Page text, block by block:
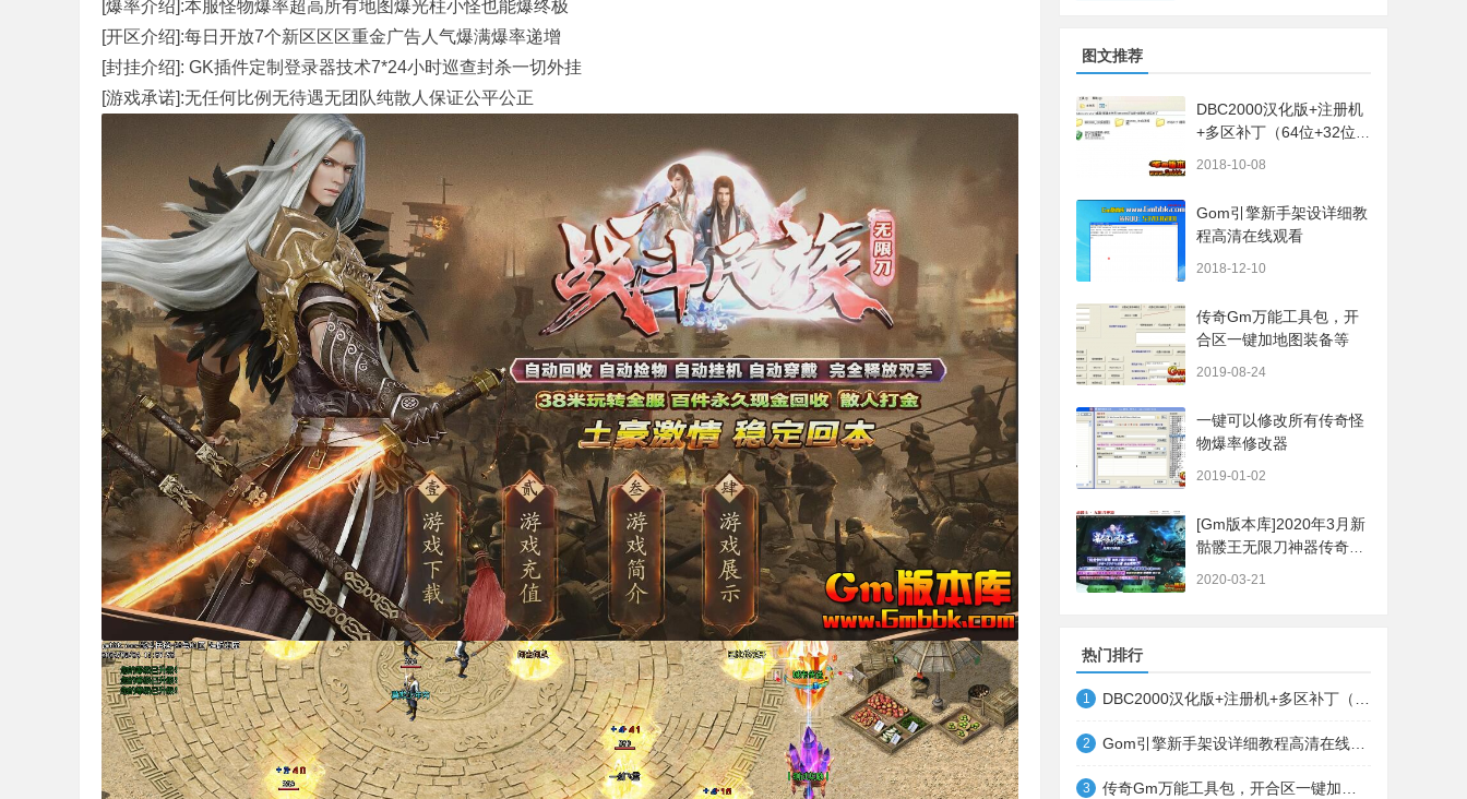
[爆率介绍]:本服怪物爆率超高所有地图爆光柱小怪也能爆终极
[开区介绍]:每日开放7个新区区区重金广告人气爆满爆率递增
[封挂介绍]: GK插件定制登录器技术7*24小时巡查封杀一切外挂
[游戏承诺]:无任何比例无待遇无团队纯散人保证公平公正
图文推荐
DBC2000汉化版+注册机
+多区补丁（64位+32位的
2018-10-08
Gom引擎新手架设详细教
程高清在线观看
2018-12-10
传奇Gm万能工具包，开
合区一键加地图装备等
2019-08-24
一键可以修改所有传奇怪
物爆率修改器
2019-01-02
[Gm版本库]2020年3月新
骷髅王无限刀神器传奇版
2020-03-21
热门排行
1
2
3